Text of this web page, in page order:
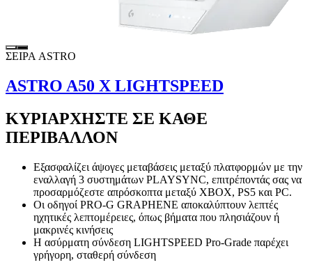
ΣΕΙΡΑ ASTRO
ASTRO A50 X LIGHTSPEED
ΚΥΡΙΑΡΧΗΣΤΕ ΣΕ ΚΑΘΕ
ΠΕΡΙΒΑΛΛΟΝ
Εξασφαλίζει άψογες μεταβάσεις μεταξύ πλατφορμών με την
εναλλαγή 3 συστημάτων PLAYSYNC, επιτρέποντάς σας να
προσαρμόζεστε απρόσκοπτα μεταξύ XBOX, PS5 και PC.
Οι οδηγοί PRO-G GRAPHENE αποκαλύπτουν λεπτές
ηχητικές λεπτομέρειες, όπως βήματα που πλησιάζουν ή
μακρινές κινήσεις
Η ασύρματη σύνδεση LIGHTSPEED Pro-Grade παρέχει
γρήγορη, σταθερή σύνδεση